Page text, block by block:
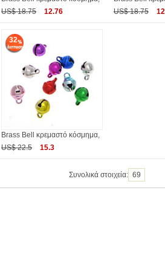
US$ 18.75
12.76
US$ 18.75
32
Brass Bell κρεμαστό κόσμημα,
US$ 22.5
15.3
Συνολικά στοιχεία: 69